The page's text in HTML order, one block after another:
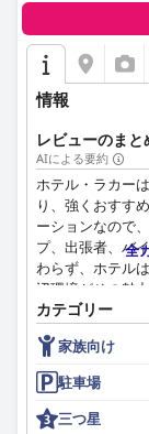
[ホテル名]のスタ
て献身性で、し
客は、スタッフ
ており、全体的
います。
さらに、ホテル
適した、高速で
す。施設内のス
が、概ね好評で
す。
[ホテル名]は、
な体験を提供す
です。犬の飼い
トの追加料金に
あらゆる側面を
えた豪華であり
情報
レビューのまと
AIによる要約
ホテル・ラカー
り、強くおすす
ーションなので
プ、出張者、バ
わらず、ホテル
辺環境がその魅
ホテルの朝食は
サーモン、アボ
富に用意されて
方にも対応して
しい朝食体験は
全
カテゴリー
家族向け
駐車場
三つ星